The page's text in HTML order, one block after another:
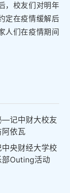
，校友们对明年
定在疫情缓解后
人们在疫情期间
—记中财大校友
依瓦
央财经大学校
部Outing活动